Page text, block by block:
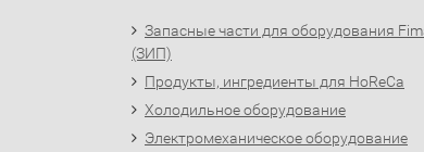
Запасные части для оборудования
(ЗИП)
Продукты, ингредиенты для HoReCa
Холодильное оборудование
Электромеханическое оборудование